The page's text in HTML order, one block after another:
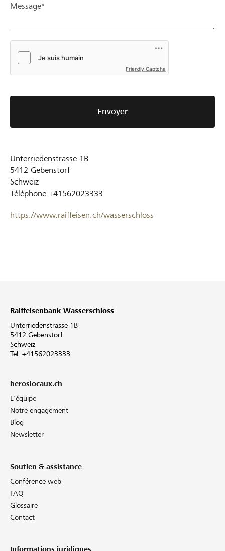
Message*
Friendly Captcha
Envoyer
Unterriedenstrasse 1B
5412 Gebenstorf
Schweiz
Téléphone +41562023333
https://www.raiffeisen.ch/wasserschloss
Raiffeisenbank Wasserschloss
Unterriedenstrasse 1B
5412 Gebenstorf
Schweiz
Tel. +41562023333
heroslocaux.ch
L'équipe
Notre engagement
Blog
Newsletter
Soutien & assistance
Conférence web
FAQ
Glossaire
Contact
Informations juridiques